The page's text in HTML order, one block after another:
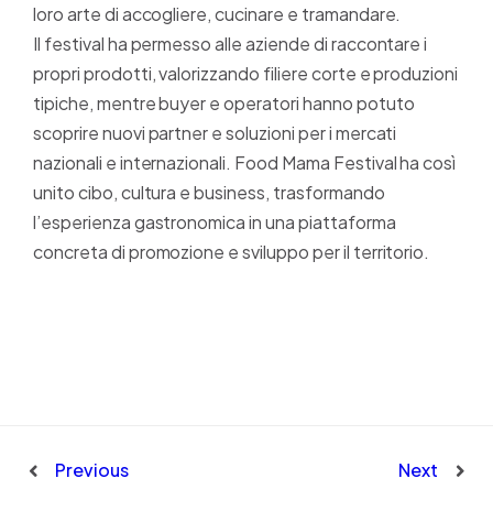
loro arte di accogliere, cucinare e tramandare.
Il festival ha permesso alle aziende di raccontare i
propri prodotti, valorizzando filiere corte e produzioni
tipiche, mentre buyer e operatori hanno potuto
scoprire nuovi partner e soluzioni per i mercati
nazionali e internazionali. Food Mama Festival ha così
unito cibo, cultura e business, trasformando
l’esperienza gastronomica in una piattaforma
concreta di promozione e sviluppo per il territorio.
Previous Next